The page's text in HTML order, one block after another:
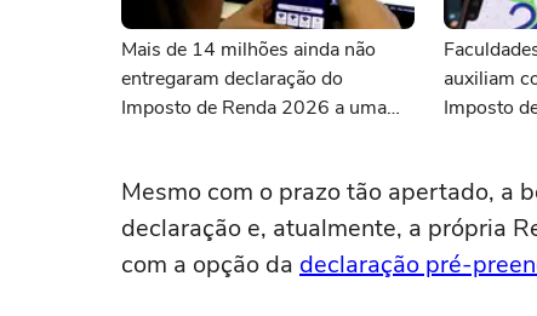
Mais de 14 milhões ainda não
entregaram declaração do
Imposto de Renda 2026 a uma
auxiliam
Imposto
Mesmo com o prazo tão apertado, a
declaração e, atualmente, a própria
com a opção da declaração pré-